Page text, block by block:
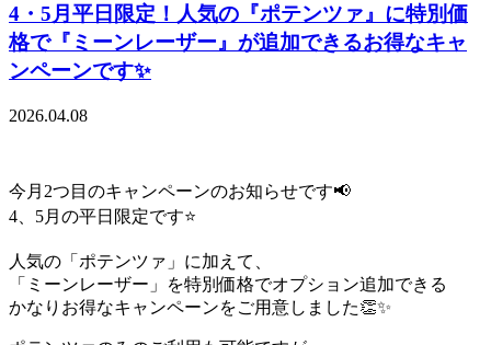
4・5月平日限定！人気の『ポテンツァ』に特別価
格で『ミーンレーザー』が追加できるお得なキャ
ンペーンです✨
2026.04.08
今月2つ目のキャンペーンのお知らせです📢
4、5月の平日限定です⭐️
人気の「ポテンツァ」に加えて、
「ミーンレーザー」を特別価格でオプション追加できる
かなりお得なキャンペーンをご用意しました👏✨